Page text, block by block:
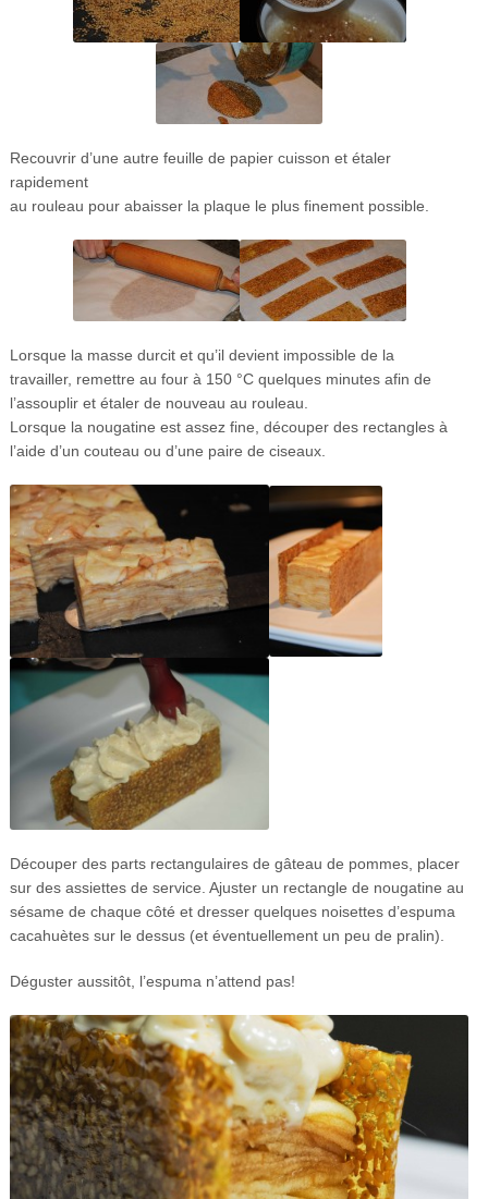
Recouvrir d’une autre feuille de papier cuisson et étaler
rapidement
au rouleau pour abaisser la plaque le plus finement possible.
Lorsque la masse durcit et qu’il devient impossible de la
travailler, remettre au four à 150 °C quelques minutes afin de
l’assouplir et étaler de nouveau au rouleau.
Lorsque la nougatine est assez fine, découper des rectangles à
l’aide d’un couteau ou d’une paire de ciseaux.
Découper des parts rectangulaires de gâteau de pommes, placer
sur des assiettes de service. Ajuster un rectangle de nougatine au
sésame de chaque côté et dresser quelques noisettes d’espuma
cacahuètes sur le dessus (et éventuellement un peu de pralin).
Déguster aussitôt, l’espuma n’attend pas!